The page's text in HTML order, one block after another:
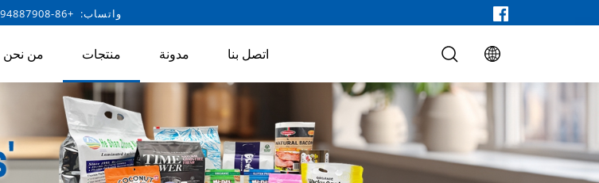
واتساب: +86-15994887908 +86-13750303013
من نحن منتجات مدونة اتصل بنا